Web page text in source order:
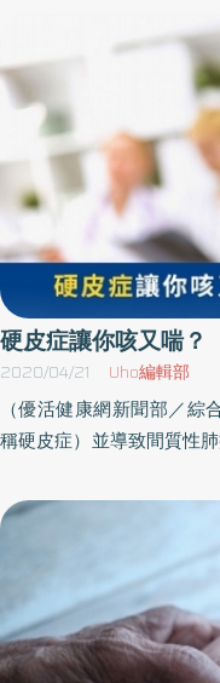
囊-「無線動態酸鹼值監
更舒適、無感的接受檢查
酸鹼值測試在中醫大附醫
超過30例，病人可以依自
健保給付需自費。 與醫師討論後再評估是否適合接受檢查 「高解析
食道蠕動壓力檢測」對於
值，其多點及全圓周的壓
無異常，其彩色壓力圖像
尤其是要接受食道弛緩不
道蠕動壓力檢測」能讓手
後已執行15例的評估，對
的資訊。不過，蕭望德醫
鼻腔、顱底接受過手術
有類似的情形，可與醫師討
具來幫忙，達到疾病細分
的情形，更進一步使病
品質。蕭望德醫師提醒，
群、抽菸，以及生活壓
啡，以及少吃甜食等，蕭
要馬上躺下、睡前盡量不
憋尿、不吃生食或清潔
友發生前述狀況，可以先
可以先看皮膚科，皮膚
時，會給予轉介的意見；
神經內科、復健科或風濕
患者將接受類固醇或免疫
偏方。另外，由於皮肌炎
者應戴口罩且遠離咳嗽者
食物。若擔心罹癌風險，
患者過度焦慮，現今對於
學檢查獲取一些線索，依
高警覺，注意到可能的肺部
斷層檢查確診為菜瓜布肺
低下，甚至合併肺結核
炎合併呼吸衰竭，送入加
憾離世。菜瓜布肺初期
院胸腔內科林聖皓主任表
化，雖然近幾年大眾對於
症狀與感冒和其他肺部疾
者即使出現症狀也未聯想
後之外，一旦誘發急性惡
成呼吸衰竭，甚至死亡。
已嚴重受損，加上合併其
肺炎而造成呼吸衰竭，最
瓜布肺就像與時間賽跑
療，才能確保患者有好
的主流治療為抗肺纖維化
少43％死亡率，延長患者
藥物的健保採有條件給付
助申請藥物，重要的是患
在非藥物治療方面，對於
為患者制定個人化的肺復
硬皮症讓你咳又喘
2020/04/21 Uho編輯部
（優活健康網新聞部／
稱硬皮症）並導致間質性
家屬悲痛萬分，對於硬皮
不寒而慄。7 成硬皮症患
案例的台中榮總過敏免疫
見的雖是皮膚問題，但依
若是全身性硬化症，依皮
局限型和瀰漫型；這兩種